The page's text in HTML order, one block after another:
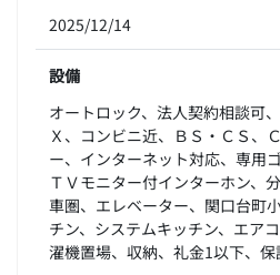
2025/12/14
設備
オートロック、法人契約相談可
Ｘ、コンビニ近、ＢＳ・ＣＳ、
ー、インターネット対応、専用
ＴＶモニター付インターホン、
車圏、エレベーター、関口台町
チン、システムキッチン、エア
濯機置場、収納、礼金1以下、